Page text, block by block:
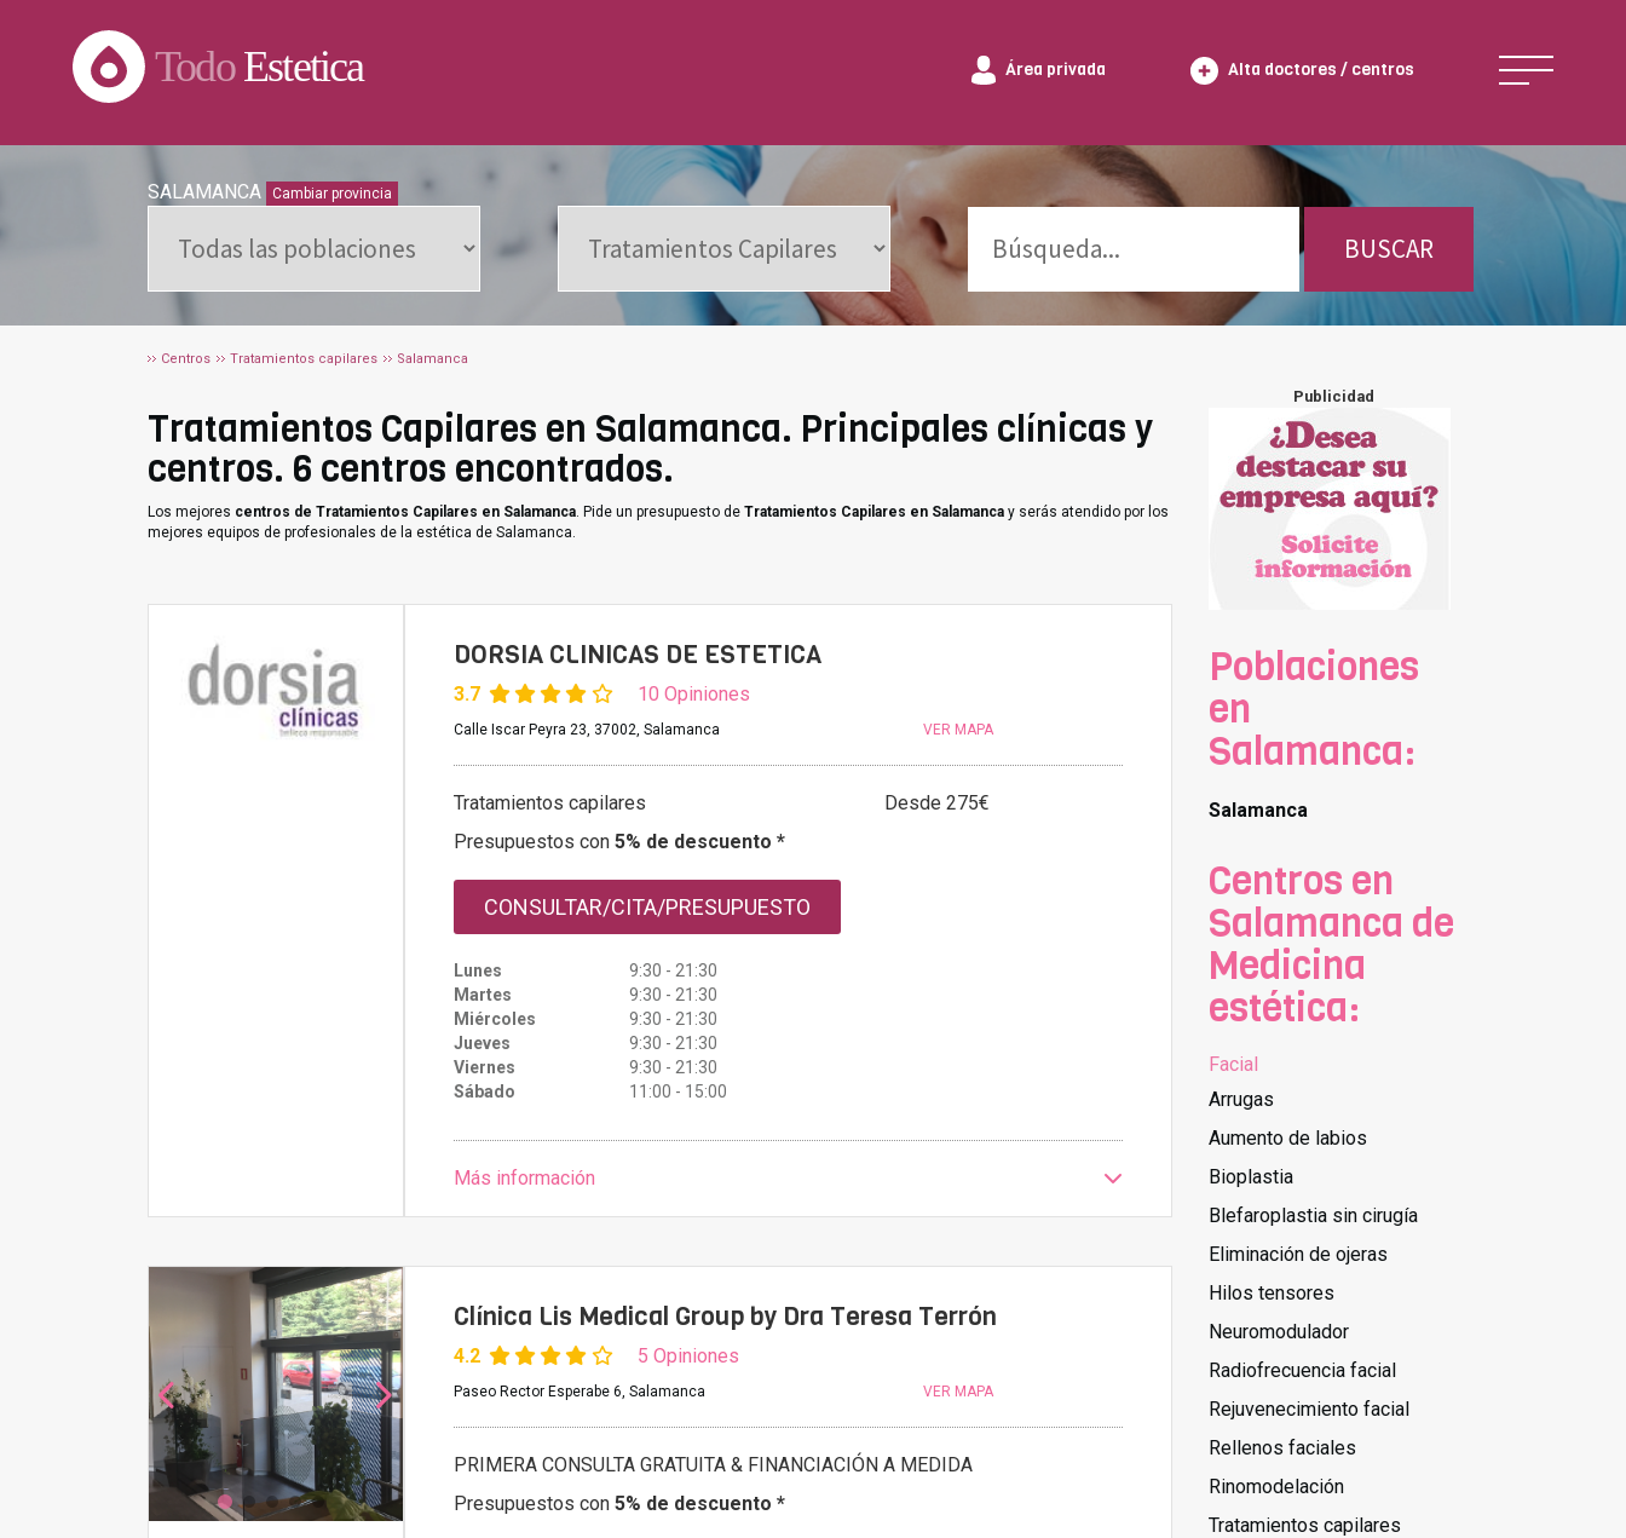
TodoEstetica Área privada Alta doctores / centros
SALAMANCA Cambiar provincia
BUSCAR
Centros Tratamientos capilares Salamanca
Tratamientos Capilares en Salamanca. Principales clínicas y
centros. 6 centros encontrados.
Los mejores centros de Tratamientos Capilares en Salamanca. Pide un presupuesto de Tratamientos Capilares en Salamanca y serás atendido por los
mejores equipos de profesionales de la estética de Salamanca.
DORSIA CLINICAS DE ESTETICA
3.7 10 Opiniones
Calle Iscar Peyra 23, 37002, Salamanca VER MAPA
Tratamientos capilares
Desde 275€
Presupuestos con 5% de descuento *
CONSULTAR/CITA/PRESUPUESTO
Lunes
9:30 - 21:30
Martes
9:30 - 21:30
Miércoles
9:30 - 21:30
Jueves
9:30 - 21:30
Viernes
9:30 - 21:30
Sábado
11:00 - 15:00
Más información
Clínica Lis Medical Group by Dra Teresa Terrón
4.2 5 Opiniones
Paseo Rector Esperabe 6, Salamanca VER MAPA
PRIMERA CONSULTA GRATUITA & FINANCIACIÓN A MEDIDA
Presupuestos con 5% de descuento *
Publicidad
Poblaciones
en
Salamanca:
Salamanca
Centros en
Salamanca de
Medicina
estética:
Facial
Arrugas
Aumento de labios
Bioplastia
Blefaroplastia sin cirugía
Eliminación de ojeras
Hilos tensores
Neuromodulador
Radiofrecuencia facial
Rejuvenecimiento facial
Rellenos faciales
Rinomodelación
Tratamientos capilares